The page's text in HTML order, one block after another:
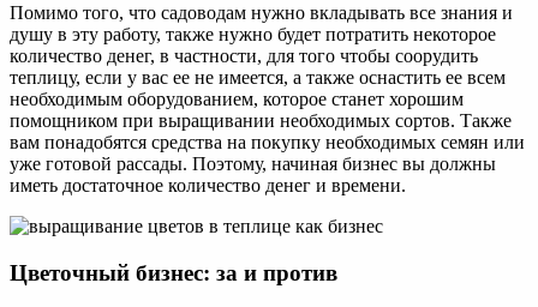
Помимо того, что садоводам нужно вкладывать все знания и
душу в эту работу, также нужно будет потратить некоторое
количество денег, в частности, для того чтобы соорудить
теплицу, если у вас ее не имеется, а также оснастить ее всем
необходимым оборудованием, которое станет хорошим
помощником при выращивании необходимых сортов. Также
вам понадобятся средства на покупку необходимых семян или
уже готовой рассады. Поэтому, начиная бизнес вы должны
иметь достаточное количество денег и времени.
Цветочный бизнес: за и против